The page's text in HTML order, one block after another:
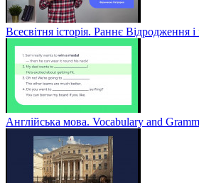
Всесвітня історія. Раннє Відродження і
Англійська мова. Vocabulary and